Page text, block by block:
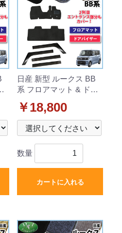
日産 新型 ルークス BB
系 フロアマット & ドア
ーズ 社外新品
￥18,800
数量
カートに入れる